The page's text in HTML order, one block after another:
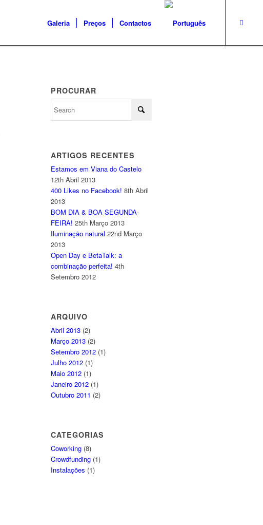
Galeria Preços Contactos
PROCURAR
ARTIGOS RECENTES
Estamos em Viana do Castelo
12th Abril 2013
400 Likes no Facebook! 8th Abril
2013
BOM DIA & BOA SEGUNDA-
FEIRA! 25th Março 2013
Iluminação natural 22nd Março
2013
Open Day e BetaTalk: a
combinação perfeita! 4th
Setembro 2012
ARQUIVO
Abril 2013 (2)
Março 2013 (2)
Setembro 2012 (1)
Julho 2012 (1)
Maio 2012 (1)
Janeiro 2012 (1)
Outubro 2011 (2)
CATEGORIAS
Coworking (8)
Crowdfunding (1)
Instalações (1)